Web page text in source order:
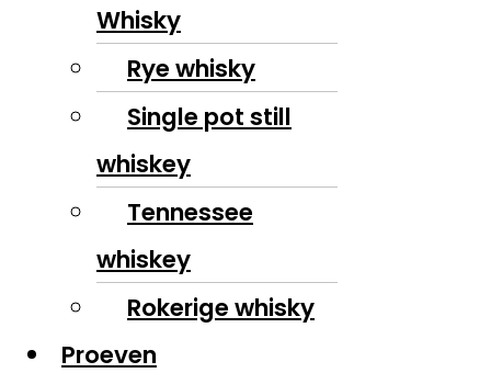
Whisky
Rye whisky
Single pot still
whiskey
Tennessee
whiskey
Rokerige whisky
Proeven